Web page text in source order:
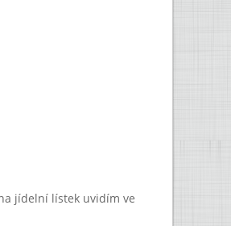
jídelní lístek uvidím ve